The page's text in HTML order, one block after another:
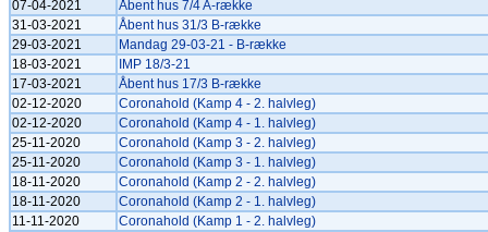
07-04-2021
Åbent hus 7/4 A-række
31-03-2021
Åbent hus 31/3 B-række
29-03-2021
Mandag 29-03-21 - B-række
18-03-2021
IMP 18/3-21
17-03-2021
Åbent hus 17/3 B-række
02-12-2020
Coronahold (Kamp 4 - 2. halvleg)
02-12-2020
Coronahold (Kamp 4 - 1. halvleg)
25-11-2020
Coronahold (Kamp 3 - 2. halvleg)
25-11-2020
Coronahold (Kamp 3 - 1. halvleg)
18-11-2020
Coronahold (Kamp 2 - 2. halvleg)
18-11-2020
Coronahold (Kamp 2 - 1. halvleg)
11-11-2020
Coronahold (Kamp 1 - 2. halvleg)